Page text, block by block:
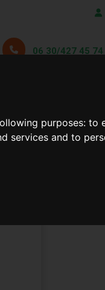
purposes:to
services and to
06 30/427 45 74